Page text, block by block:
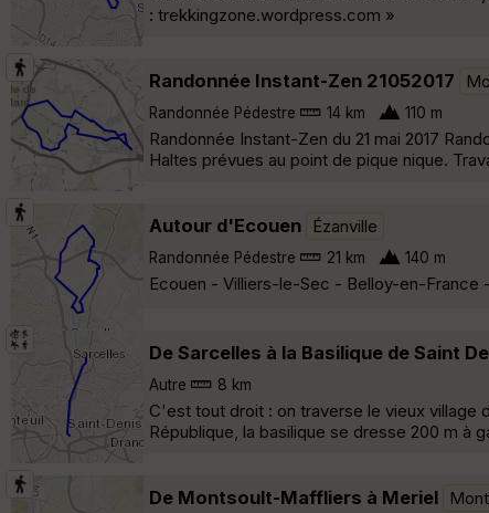
: trekkingzone.wordpress.com »
Randonnée Instant-Zen 21052017
Randonnée Pédestre 14 km 110 m
Randonnée Instant-Zen du 21 mai 2017
Haltes prévues au point de pique nique.
Autour d'Ecouen Ézanville
Randonnée Pédestre 21 km 140 m
Ecouen - Villiers-le-Sec - Belloy-en-
De Sarcelles à la Basilique de Saint
Autre 8 km
C'est tout droit : on traverse le vieux village
République, la basilique se dresse 200 m à
De Montsoult-Maffliers à Meriel